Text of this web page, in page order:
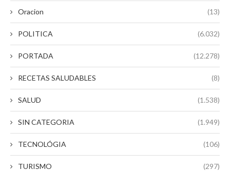
Oracion (13)
POLITICA (6.032)
PORTADA (12.278)
RECETAS SALUDABLES (8)
SALUD (1.538)
SIN CATEGORIA (1.949)
TECNOLÓGIA (106)
TURISMO (297)